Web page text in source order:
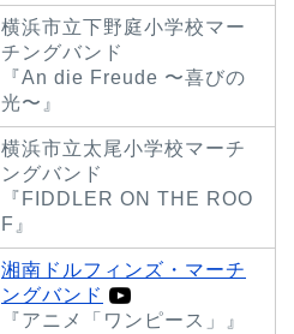
横浜市立下野庭小学校マー
チングバンド
『An die Freude 〜喜びの
光〜』
横浜市立太尾小学校マーチ
ングバンド
『FIDDLER ON THE ROO
F』
湘南ドルフィンズ・マーチ
ングバンド
『アニメ「ワンピース」』